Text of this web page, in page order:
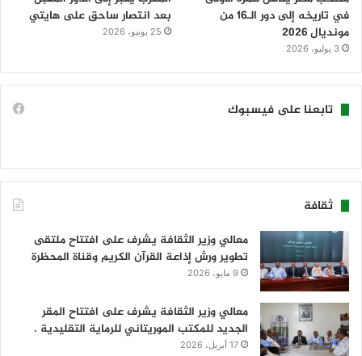
في تاريخه إلى دور الـ16 من
مونديال 2026
3 يوليو، 2026
بعد انتصار ساحق على هايتي
25 يونيو، 2026
تابعنا على فيسبوك
ثقافة
معالي وزير الثقافة يشرف على افتتاح ملتقى
تطوير ورش إذاعة القرآن الكريم وقناة المحظرة
9 مايو، 2026
معالي وزير الثقافة يشرف على افتتاح المقر
الجديد للمكتب الموريتاني للرماية التقليدية .
17 أبريل، 2026